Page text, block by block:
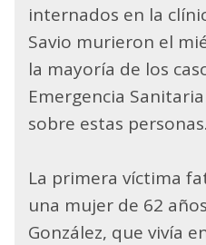
internados en la
Savio murieron el
la mayoría de los
Emergencia
sobre estas personas.
La primera víctima
una mujer de 62
González, que vivía